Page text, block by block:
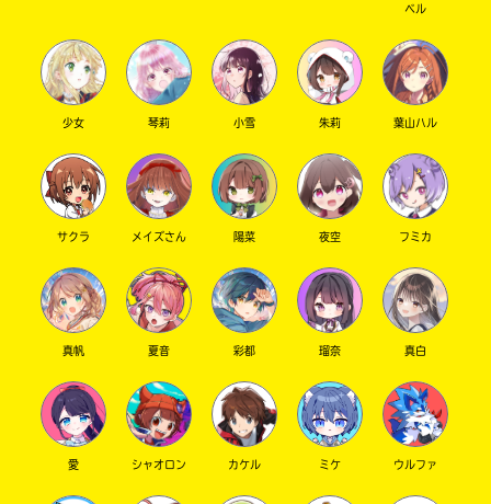
ベル
少女 琴莉 小雪 朱莉 葉山ハル
サクラ メイズさん 陽菜 夜空 フミカ
真帆 夏音 彩都 瑠奈 真白
愛 シャオロン カケル ミケ ウルファ